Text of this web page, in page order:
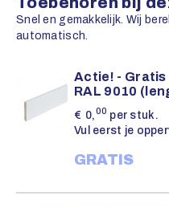
Snel en gemakkelijk. Wij
automatisch.
Actie! -
RAL 9010
€ 0,00 per stuk.
Vul eerst je
GRATIS